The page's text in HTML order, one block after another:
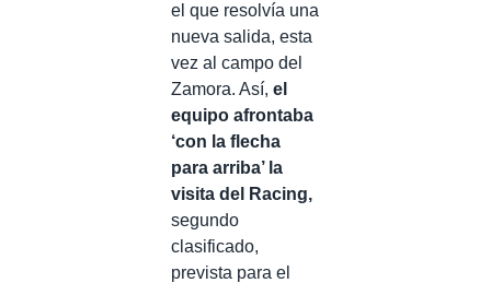
el que resolvía una
nueva salida, esta
vez al campo del
Zamora. Así, el
equipo afrontaba
‘con la flecha
para arriba’ la
visita del Racing,
segundo
clasificado,
prevista para el